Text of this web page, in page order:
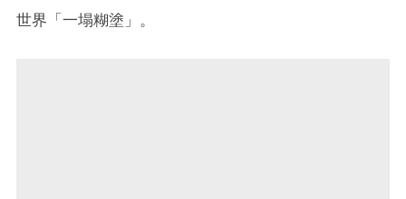
世界「一塌糊塗」。